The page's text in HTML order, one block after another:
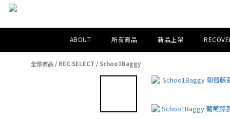
ABOUT 所有商品 新品上架
全部商品 / REC SELECT / Schoo1Baggy